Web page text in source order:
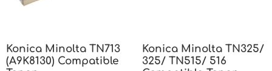
Konica Minolta TN713
(A9K8130) Compatible
Konica Minolta TN325/
325/ TN515/ 516